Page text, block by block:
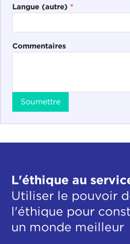
Langue (autre) *
Commentaires
Soumettre
L'éthique au
Utiliser le pouvoir
l'éthique pour
un monde meilleur